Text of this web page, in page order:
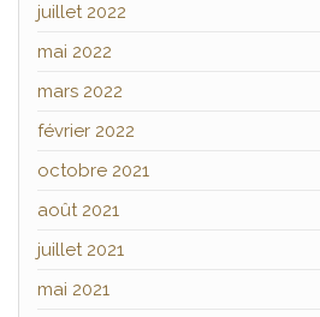
juillet 2022
mai 2022
mars 2022
février 2022
octobre 2021
août 2021
juillet 2021
mai 2021